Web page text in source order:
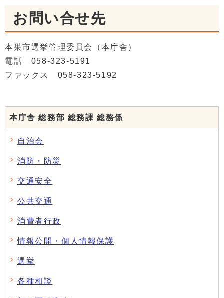
お問い合せ先
本巣市選挙管理委員会（本庁舎）
電話 058-323-5191
ファックス 058-323-5192
本庁舎 総務部 総務課 総務係
自治会
消防・防災
交通安全
公共交通
消費者行政
情報公開・個人情報保護
選挙
各種相談